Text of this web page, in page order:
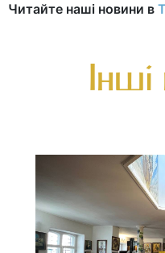
Читайте наші новини в